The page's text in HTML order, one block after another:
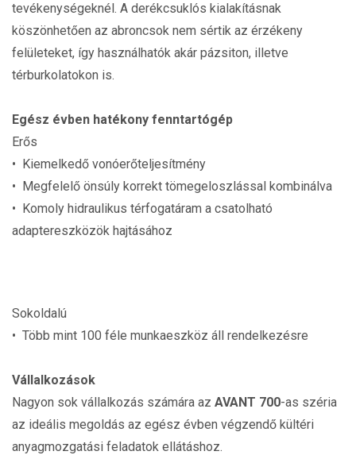
tevékenységeknél. A derékcsuklós kialakításnak
köszönhetően az abroncsok nem sértik az érzékeny
felületeket, így használhatók akár pázsiton, illetve
térburkolatokon is.
Egész évben hatékony fenntartógép
Erős
• Kiemelkedő vonóerőteljesítmény
• Megfelelő önsúly korrekt tömegeloszlással kombinálva
• Komoly hidraulikus térfogatáram a csatolható
adaptereszközök hajtásához
Sokoldalú
• Több mint 100 féle munkaeszköz áll rendelkezésre
Vállalkozások
Nagyon sok vállalkozás számára az AVANT 700-as széria
az ideális megoldás az egész évben végzendő kültéri
anyagmozgatási feladatok ellátáshoz.